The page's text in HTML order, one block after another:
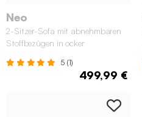
Neo
2-Sitzer-Sofa mit abnehmbaren
Stoffbezügen in ocker
5 (1)
499,99 €